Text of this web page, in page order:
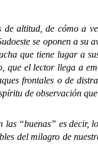
altitud, de cómo a
se oponen a su
que tiene lugar a
que el lector llega a
frontales o de
de observación
“buenas” es decir,
del milagro de